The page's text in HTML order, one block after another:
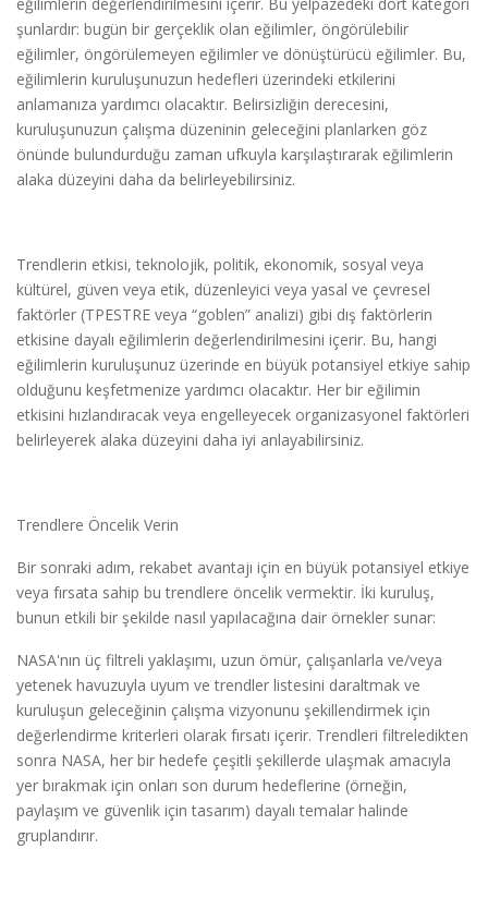
şunlardır: bugün bir gerçeklik olan eğilimler, öngörülebilir
eğilimler, öngörülemeyen eğilimler ve dönüştürücü eğilimler. Bu,
eğilimlerin kuruluşunuzun hedefleri üzerindeki etkilerini
anlamanıza yardımcı olacaktır. Belirsizliğin derecesini,
kuruluşunuzun çalışma düzeninin geleceğini planlarken göz
önünde bulundurduğu zaman ufkuyla karşılaştırarak eğilimlerin
alaka düzeyini daha da belirleyebilirsiniz.
Trendlerin etkisi, teknolojik, politik, ekonomik, sosyal veya
kültürel, güven veya etik, düzenleyici veya yasal ve çevresel
faktörler (TPESTRE veya “goblen” analizi) gibi dış faktörlerin
etkisine dayalı eğilimlerin değerlendirilmesini içerir. Bu, hangi
eğilimlerin kuruluşunuz üzerinde en büyük potansiyel etkiye sahip
olduğunu keşfetmenize yardımcı olacaktır. Her bir eğilimin
etkisini hızlandıracak veya engelleyecek organizasyonel faktörleri
belirleyerek alaka düzeyini daha iyi anlayabilirsiniz.
Trendlere Öncelik Verin
Bir sonraki adım, rekabet avantajı için en büyük potansiyel etkiye
veya fırsata sahip bu trendlere öncelik vermektir. İki kuruluş,
bunun etkili bir şekilde nasıl yapılacağına dair örnekler sunar:
NASA'nın üç filtreli yaklaşımı, uzun ömür, çalışanlarla ve/veya
yetenek havuzuyla uyum ve trendler listesini daraltmak ve
kuruluşun geleceğinin çalışma vizyonunu şekillendirmek için
değerlendirme kriterleri olarak fırsatı içerir. Trendleri filtreledikten
sonra NASA, her bir hedefe çeşitli şekillerde ulaşmak amacıyla
yer bırakmak için onları son durum hedeflerine (örneğin,
paylaşım ve güvenlik için tasarım) dayalı temalar halinde
gruplandırır.